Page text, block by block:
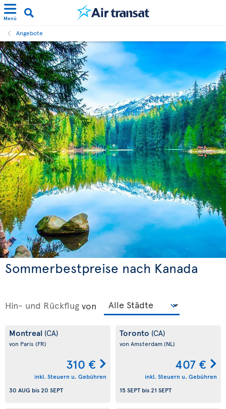
Menü
Angebote
Sommerbestpreise nach Kanada
Hin- und Rückflug von
Montreal (CA)
von Paris (FR)
310 €
inkl. Steuern u. Gebühren
30 AUG bis20 SEPT
Toronto (CA)
von Amsterdam(NL)
407 €
inkl. Steuern u. Gebühren
15 SEPTbis21 SEPT